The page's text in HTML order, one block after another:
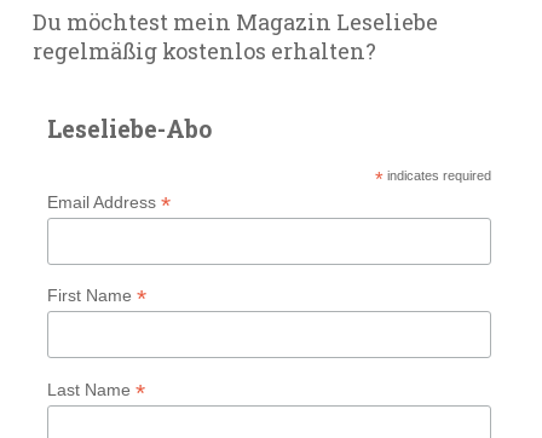
Du möchtest mein Magazin Leseliebe
regelmäßig kostenlos erhalten?
Leseliebe-Abo
*indicates required
Email Address *
First Name *
Last Name *